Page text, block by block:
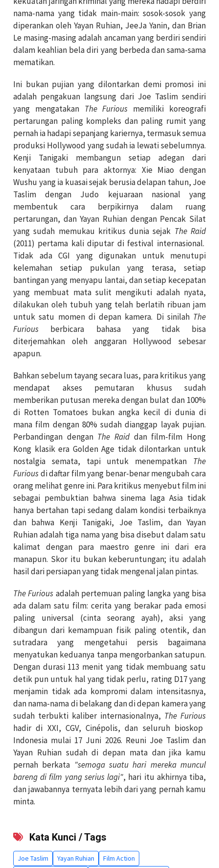
nama-nama yang tidak main-main: sosok-sosok yang
diperankan oleh Yayan Ruhian, JeeJa Yanin, dan Brian
Le masing-masing adalah ancaman yang berdiri sendiri
dalam keahlian bela diri yang berbeda dan sama-sama
mematikan.
Ini bukan pujian yang dilontarkan demi promosi ini
adalah pengakuan langsung dari Joe Taslim sendiri
yang mengatakan The Furious memiliki koreografi
pertarungan paling kompleks dan paling rumit yang
pernah ia hadapi sepanjang kariernya, termasuk semua
produksi Hollywood yang sudah ia lewati sebelumnya.
Kenji Tanigaki membangun setiap adegan dari
kenyataan tubuh para aktornya: Xie Miao dengan
Wushu yang ia kuasai sejak berusia delapan tahun, Joe
Taslim dengan Judo kejuaraan nasional yang
membentuk cara berpikirnya dalam ruang
pertarungan, dan Yayan Ruhian dengan Pencak Silat
yang sudah memukau kritikus dunia sejak The Raid
(2011) pertama kali diputar di festival internasional.
Tidak ada CGI yang digunakan untuk menutupi
kelemahan setiap pukulan yang terasa, setiap
bantingan yang menyapu lantai, dan setiap kecepatan
yang membuat mata sulit mengikuti adalah nyata,
dilakukan oleh tubuh yang telah berlatih ribuan jam
untuk satu momen di depan kamera. Di sinilah The
Furious berbicara bahasa yang tidak bisa
diterjemahkan oleh anggaran Hollywood sebesar
apapun.
Bahkan sebelum tayang secara luas, para kritikus yang
mendapat akses pemutaran khusus sudah
memberikan putusan mereka dengan bulat dan 100%
di Rotten Tomatoes bukan angka kecil di dunia di
mana film dengan 80% sudah dianggap layak pujian.
Perbandingan dengan The Raiddan film-film Hong
Kong klasik era Golden Age tidak dilontarkan untuk
nostalgia semata, tapi untuk menempatkan The
Furiousdi daftar film yang benar-benar mengubah cara
orang melihat genre ini. Para kritikus menyebut film ini
sebagai pembuktian bahwa sinema laga Asia tidak
hanya bertahan tapi sedang dalam kondisi terbaiknya
dan bahwa Kenji Tanigaki, Joe Taslim, dan Yayan
Ruhian adalah tiga nama yang bisa disebut dalam satu
kalimat dengan para maestro genre ini dari era
manapun. Skor itu bukan keberuntungan; itu adalah
hasil dari persiapan yang tidak mengenal jalan pintas.
The Furious adalah pertemuan paling langka yang bisa
ada dalam satu film: cerita yang berakar pada emosi
paling universal (cinta seorang ayah), aksi yang
dibangun dari kemampuan fisik paling otentik, dan
sutradara yang mengetahui persis bagaimana
menyatukan keduanya tanpa mengorbankan satupun.
Dengan durasi 113 menit yang tidak membuang satu
detik pun untuk hal yang tidak perlu, rating D17 yang
menjamin tidak ada kompromi dalam intensitasnya,
dan nama-nama di belakang dan di depan kamera yang
sudah terbukti kaliber internasionalnya, The Furious
hadir di XXI, CGV, Cinépolis, dan seluruh bioskop
Indonesia mulai 17 Juni 2026. Reuni Joe Taslim dan
Yayan Ruhian sudah di depan mata dan jika kamu
pernah berkata "semoga suatu hari mereka muncul
bareng di film yang serius lagi", hari itu akhirnya tiba,
dan jawabannya ternyata lebih dari yang pernah kamu
minta.
Kata Kunci / Tags
Joe Taslim Yayan Ruhian
Film Action